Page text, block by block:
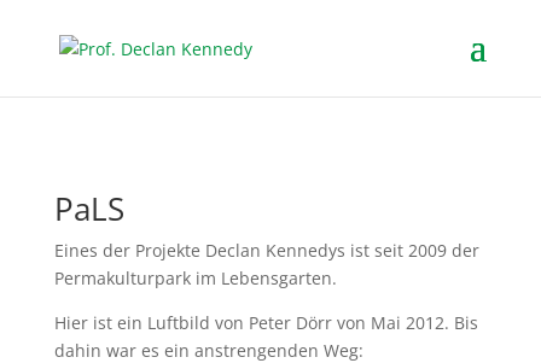
PaLS
Eines der Projekte Declan Kennedys ist seit 2009 der
Permakulturpark im Lebensgarten.
Hier ist ein Luftbild von Peter Dörr von Mai 2012. Bis
dahin war es ein anstrengenden Weg: